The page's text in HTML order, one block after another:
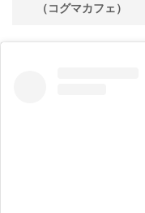
（コグマカフェ）